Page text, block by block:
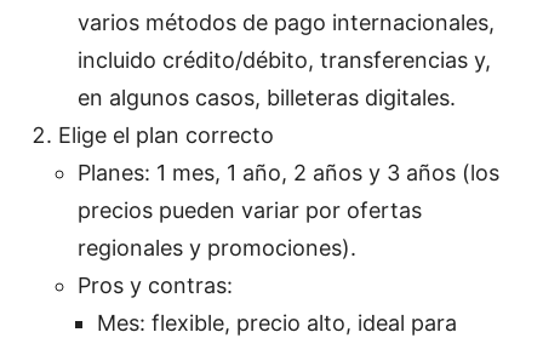
varios métodos de pago internacionales,
incluido crédito/débito, transferencias y,
en algunos casos, billeteras digitales.
Elige el plan correcto
Planes: 1 mes, 1 año, 2 años y 3 años (los
precios pueden variar por ofertas
regionales y promociones).
Pros y contras:
Mes: flexible, precio alto, ideal para